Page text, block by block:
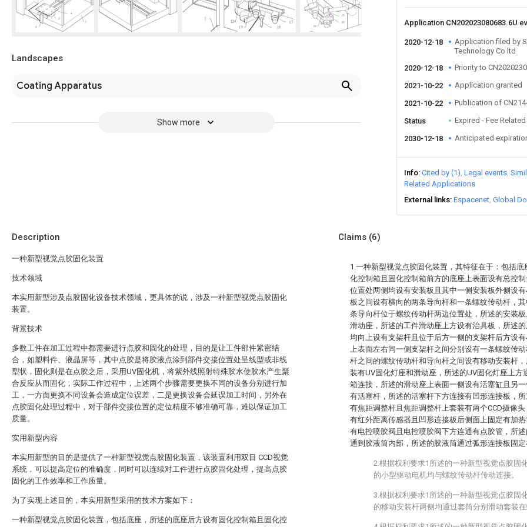
Landscapes
Coating Apparatus
Show more
Application CN202023080683.6U
2020-12-18
Application filed by
Technology Co ltd
2020-12-18
Priority to
2021-10-22 Application granted
2021-10-22 Publication of
Status Expired - Fee Related
2030-12-18 Anticipated
Info Cited by (1) Legal events
Related Applications
External links Espacenet Global
Description
一种新型视觉点胶固化装置
技术领域
本实用新型涉及点胶固化设备技术领域，更具体的说，涉及一种新型视觉点胶固化
装置。
背景技术
多数工件在加工过程中都需要进行点胶和固化的处理，目的是让工件部件紧密结
合，如塑料件、液晶屏等，其中点胶是将胶液点涂到部件交接位置处呈线型或非线
型状，固化则是在点胶之后，采用UV固化机，将紫外线照射特殊胶水使胶水产生聚
合反应从而固化，实际工作过程中，上述两个步骤需要更换不同的设备分别进行加
工，一方面更换不同设备会造成定位误差，二是更换设备会延误加工时间，另外在
点胶固化处理过程中，对于部件交接位置的定位精度不够准确可靠，难以保证加工
质量。
实用新型内容
本实用新型的目的是提供了一种新型视觉点胶固化装置，该装置利用双目 CCD视觉
系统，可以提高定位的准确度，同时可以连续对工件进行点胶固化处理，提高点胶
固化的工作效率和工作质量。
为了实现上述目的，本实用新型采用的技术方案如下：
一种新型视觉点胶固化装置，包括底座，所述的底座后方设有固化控制箱且固化控
Claims (6)
1.一种新型视觉点胶固化装置，其特征在于：包括
化控制箱且固化控制箱前方的底座上表面设有总控
位置处两侧均设有安装板且其中一侧安装板外侧设
板之间设有横向的两条导向杆和一条螺纹传动杆，
条导向杆位于螺纹传动杆两边位置处，所述的安装
滑动座，所述的工件滑动座上方设有治具板，所述
均向上设有支架杆且位于后方一侧的支架杆后方设
上表面左右同一侧支架杆之间分别设有一条螺纹传
杆之间的螺纹传动杆和导向杆之间设有移动安装杆
装有UV固化灯座和滑动座，所述的UV固化灯座上方
箱连接，所述的滑动座上表面一侧设有活塞缸且另
有活塞杆，所述的活塞杆下方连接有凹形连接板，
有焦距调整杆且焦距调整杆上套装有两个CCD摄像
有红外距离传感器且凹形连接板后侧面上固定有加
有电控喷胶阀且电控喷胶阀下方连通有点胶管，所
通到胶液筒内部，所述的胶液筒通过弧形连接板固
2.根据权利要求1所述的一种新型视觉点胶固
的小型驱动电机均与螺纹传动杆传动连接。
3.根据权利要求1所述的一种新型视觉点胶固
的移动安装杆两侧均通过套筒分别滑动套装